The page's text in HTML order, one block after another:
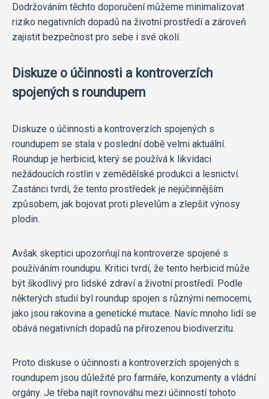
Dodržováním těchto doporučení můžeme minimalizovat
riziko negativních dopadů na životní prostředí a zároveň
zajistit bezpečnost pro sebe i své okolí.
Diskuze o účinnosti a kontroverzích
spojených s roundupem
Diskuze o účinnosti a kontroverzích spojených s
roundupem se stala v poslední době velmi aktuální.
Roundup je herbicid, který se používá k likvidaci
nežádoucích rostlin v zemědělské produkci a lesnictví.
Zastánci tvrdí, že tento prostředek je nejúčinnějším
způsobem, jak bojovat proti plevelům a zlepšit výnosy
plodin.
Avšak skeptici upozorňují na kontroverze spojené s
používáním roundupu. Kritici tvrdí, že tento herbicid může
být škodlivý pro lidské zdraví a životní prostředí. Podle
některých studií byl roundup spojen s různými nemocemi,
jako jsou rakovina a genetické mutace. Navíc mnoho lidí se
obává negativních dopadů na přirozenou biodiverzitu.
Proto diskuse o účinnosti a kontroverzích spojených s
roundupem jsou důležité pro farmáře, konzumenty a vládní
orgány. Je třeba najít rovnováhu mezi účinností tohoto